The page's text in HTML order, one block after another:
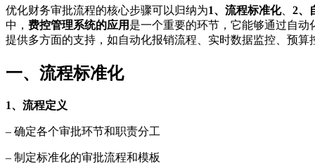
优化财务审批流程的核心步骤可以归纳为1、流程标准化、 2、
中， 费控管理系统的应用 是一个重要的环节，它能够通过自
提供多方面的支持，如自动化报销流程、实时数据监控、预
一、流程标准化
1、流程定义
– 确定各个审批环节和职责分工
– 制定标准化的审批流程和模板